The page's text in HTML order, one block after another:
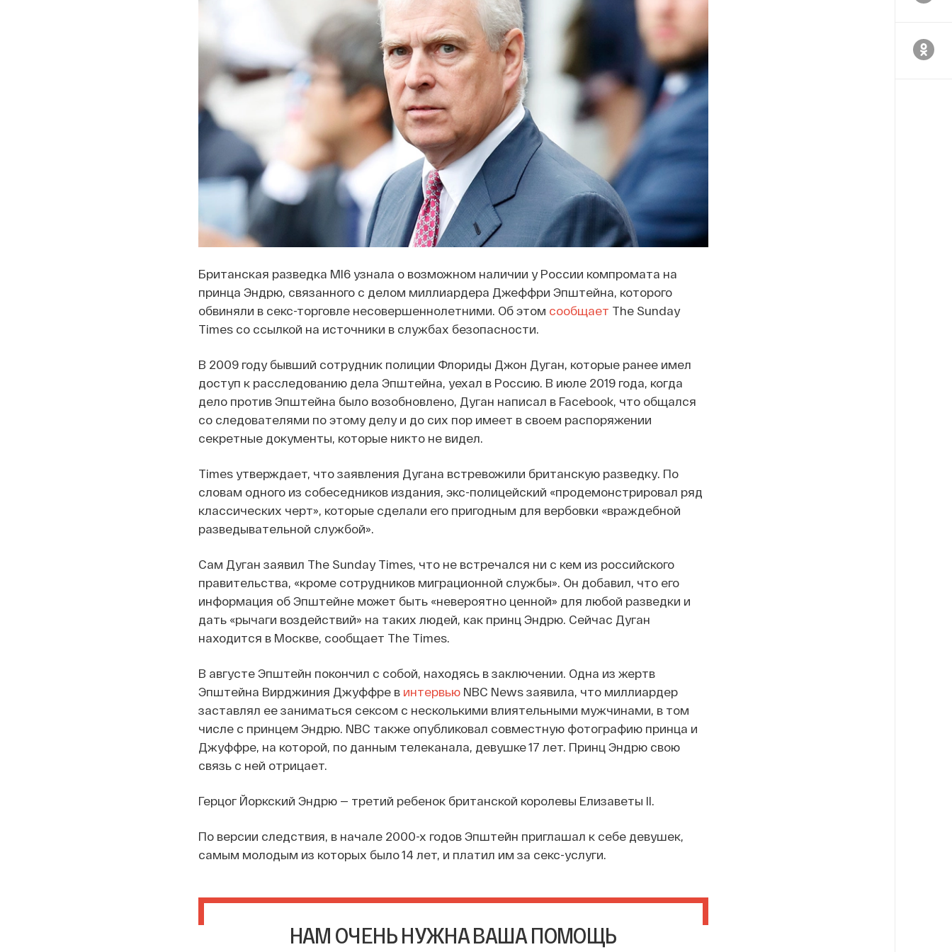
Британская разведка MI6 узнала о возможном наличии у России компромата на
принца Эндрю, связанного с делом миллиардера Джеффри Эпштейна, которого
обвиняли в секс-торговле несовершеннолетними. Об этом сообщает The Sunday
Times со ссылкой на источники в службах безопасности.
В 2009 году бывший сотрудник полиции Флориды Джон Дуган, которые ранее имел
доступ к расследованию дела Эпштейна, уехал в Россию. В июле 2019 года, когда
дело против Эпштейна было возобновлено, Дуган написал в Facebook, что общался
со следователями по этому делу и до сих пор имеет в своем распоряжении
секретные документы, которые никто не видел.
Times утверждает, что заявления Дугана встревожили британскую разведку. По
словам одного из собеседников издания, экс-полицейский «продемонстрировал ряд
классических черт», которые сделали его пригодным для вербовки «враждебной
разведывательной службой».
Сам Дуган заявил The Sunday Times, что не встречался ни с кем из российского
правительства, «кроме сотрудников миграционной службы». Он добавил, что его
информация об Эпштейне может быть «невероятно ценной» для любой разведки и
дать «рычаги воздействий» на таких людей, как принц Эндрю. Сейчас Дуган
находится в Москве, сообщает The Times.
В августе Эпштейн покончил с собой, находясь в заключении. Одна из жертв
Эпштейна Вирджиния Джуффре в интервьюNBC News заявила, что миллиардер
заставлял ее заниматься сексом с несколькими влиятельными мужчинами, в том
числе с принцем Эндрю. NBC также опубликовал совместную фотографию принца и
Джуффре, на которой, по данным телеканала, девушке 17 лет. Принц Эндрю свою
связь с ней отрицает.
Герцог Йоркский Эндрю — третий ребенок британской королевы Елизаветы II.
По версии следствия, в начале 2000-х годов Эпштейн приглашал к себе девушек,
самым молодым из которых было 14 лет, и платил им за секс-услуги.
НАМ ОЧЕНЬ НУЖНА ВАША ПОМОЩЬ